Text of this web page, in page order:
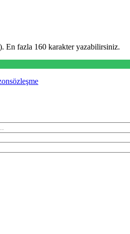
). En fazla 160 karakter yazabilirsiniz.
sözleşme